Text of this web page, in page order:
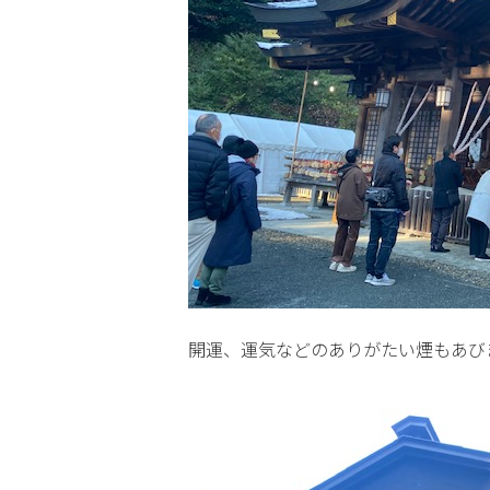
開運、運気などのありがたい煙もあび